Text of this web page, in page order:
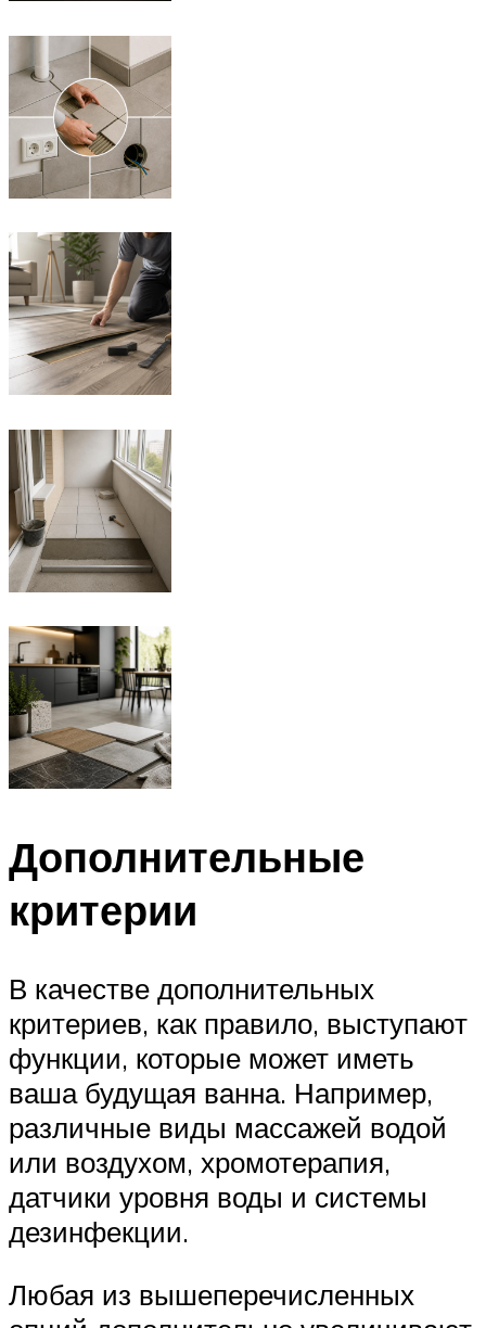
Дополнительные
критерии
В качестве дополнительных
критериев, как правило, выступают
функции, которые может иметь
ваша будущая ванна. Например,
различные виды массажей водой
или воздухом, хромотерапия,
датчики уровня воды и системы
дезинфекции.
Любая из вышеперечисленных